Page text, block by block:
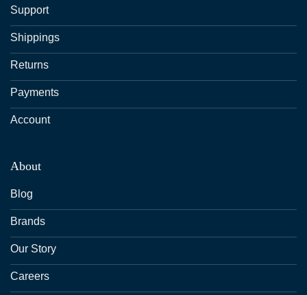
Support
Shippings
Returns
Payments
Account
About
Blog
Brands
Our Story
Careers